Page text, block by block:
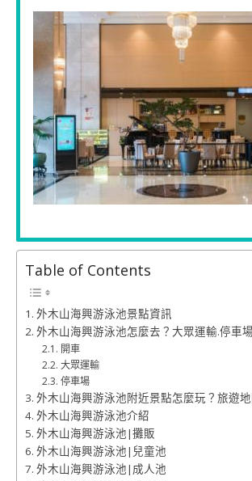
Table of Contents
外木山海興游泳池景點資訊
外木山海興游泳池怎麼去？大眾運輸.停車場
開車
大眾運輸
停車場
外木山海興游泳池附近景點怎麼玩？旅遊
外木山海興游泳池介紹
外木山海興游泳池|攤販
外木山海興游泳池|兒童池
外木山海興游泳池|成人池